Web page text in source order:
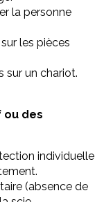
la personne
les pièces
sur un chariot.
ou des
individuelle
(absence de